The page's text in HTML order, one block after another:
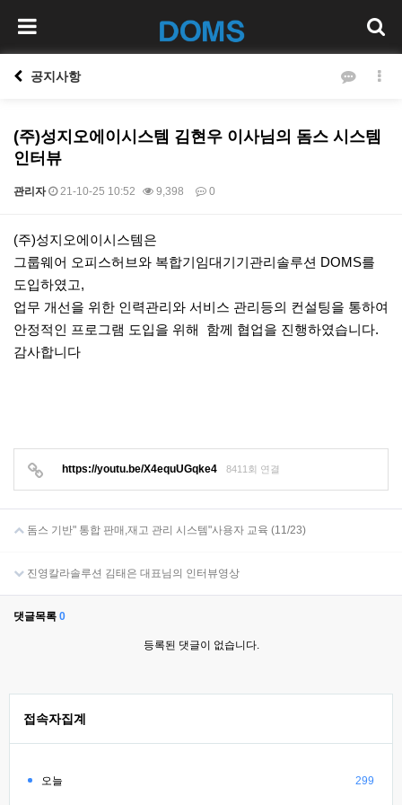
공지사항
(주)성지오에이시스템 김현우 이사님의 돔스 시스템
인터뷰
관리자 21-10-25 10:52 9,398 0
본문
(주)성지오에이시스템은
그룹웨어 오피스허브와 복합기임대기기관리솔루션 DOMS를
도입하였고,
업무 개선을 위한 인력관리와 서비스 관리등의 컨설팅을 통하여
안정적인 프로그램 도입을 위해 함께 협업을 진행하였습니다.
감사합니다
https://youtu.be/X4equUGqke4 8411회 연결
돔스 기반" 통합 판매,재고 관리 시스템"사용자 교육 (11/23)
진영칼라솔루션 김태은 대표님의 인터뷰영상
댓글목록 0
등록된 댓글이 없습니다.
접속자집계
오늘 299